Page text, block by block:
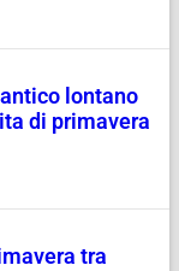
lontano
di primavera
tra